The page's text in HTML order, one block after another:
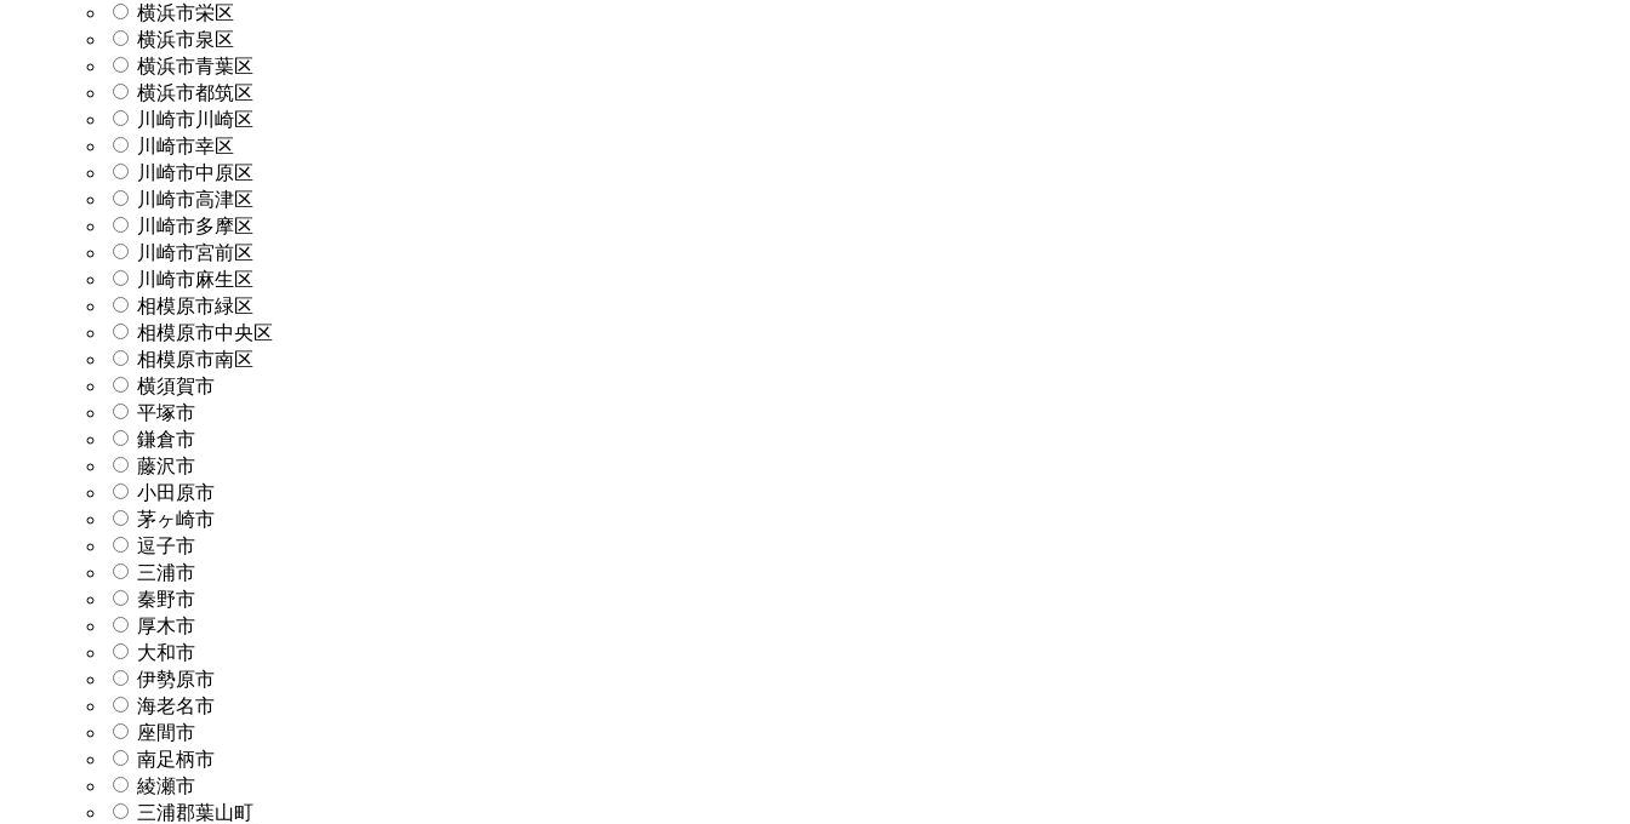
横浜市栄区
横浜市泉区
横浜市青葉区
横浜市都筑区
川崎市川崎区
川崎市幸区
川崎市中原区
川崎市高津区
川崎市多摩区
川崎市宮前区
川崎市麻生区
相模原市緑区
相模原市中央区
相模原市南区
横須賀市
平塚市
鎌倉市
藤沢市
小田原市
茅ヶ崎市
逗子市
三浦市
秦野市
厚木市
大和市
伊勢原市
海老名市
座間市
南足柄市
綾瀬市
三浦郡葉山町